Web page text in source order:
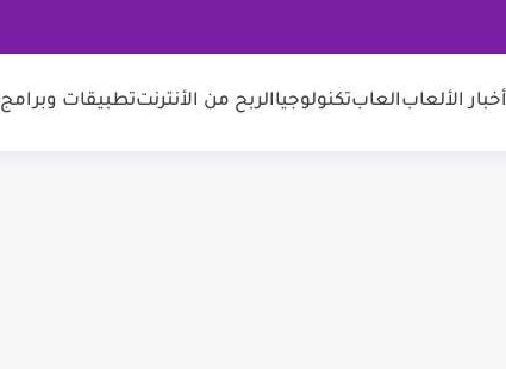
أخبار الألعابالعابتكنولوجياالربح من الأنترنتتطبيقات وبرامج